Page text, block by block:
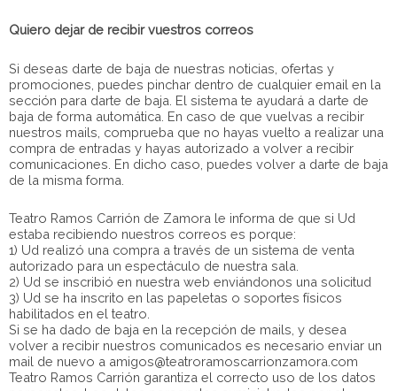
Quiero dejar de recibir vuestros correos
Si deseas darte de baja de nuestras noticias, ofertas y
promociones, puedes pinchar dentro de cualquier email en la
sección para darte de baja. El sistema te ayudará a darte de
baja de forma automática. En caso de que vuelvas a recibir
nuestros mails, comprueba que no hayas vuelto a realizar una
compra de entradas y hayas autorizado a volver a recibir
comunicaciones. En dicho caso, puedes volver a darte de baja
de la misma forma.
Teatro Ramos Carrión de Zamora le informa de que si Ud
estaba recibiendo nuestros correos es porque:
1) Ud realizó una compra a través de un sistema de venta
autorizado para un espectáculo de nuestra sala.
2) Ud se inscribió en nuestra web enviándonos una solicitud
3) Ud se ha inscrito en las papeletas o soportes físicos
habilitados en el teatro.
Si se ha dado de baja en la recepción de mails, y desea
volver a recibir nuestros comunicados es necesario enviar un
mail de nuevo a amigos@teatroramoscarrionzamora.com
Teatro Ramos Carrión garantiza el correcto uso de los datos